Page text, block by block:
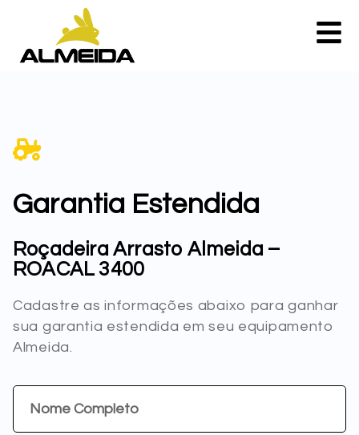
Garantia Estendida
Roçadeira Arrasto Almeida –
ROACAL 3400
Cadastre as informações abaixo para ganhar
sua garantia estendida em seu equipamento
Almeida.